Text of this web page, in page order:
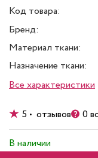
Код товара:
Бренд:
Материал ткани:
Назначение ткани:
Все характеристики
5 • отзывов 0
В наличии